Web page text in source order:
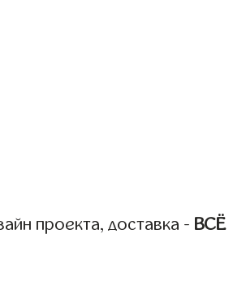
проекта, доставка - ВСЁ